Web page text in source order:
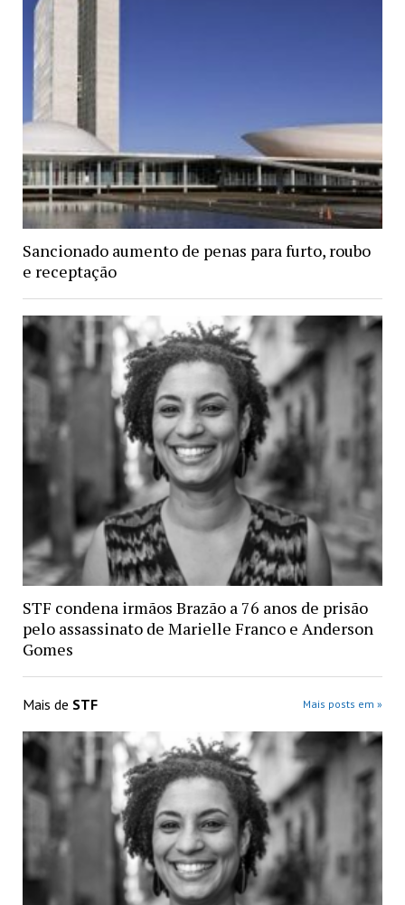
Sancionado aumento de penas para furto, roubo
e receptação
STF condena irmãos Brazão a 76 anos de prisão
pelo assassinato de Marielle Franco e Anderson
Gomes
Mais de STF Mais posts em »